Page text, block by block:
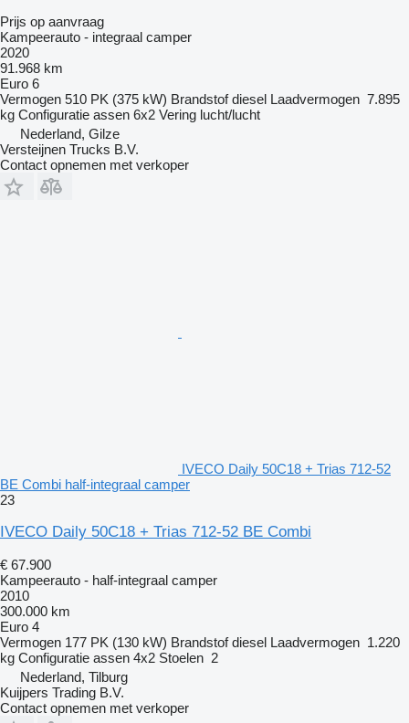
Prijs op aanvraag
Kampeerauto - integraal camper
2020
91.968 km
Euro 6
Vermogen 510 PK (375 kW) Brandstof diesel Laadvermogen 7.895
kg Configuratie assen 6x2 Vering lucht/lucht
Nederland, Gilze
Versteijnen Trucks B.V.
Contact opnemen met verkoper
IVECO Daily 50C18 + Trias 712-52
BE Combi half-integraal camper
23
IVECO Daily 50C18 + Trias 712-52 BE Combi
€ 67.900
Kampeerauto - half-integraal camper
2010
300.000 km
Euro 4
Vermogen 177 PK (130 kW) Brandstof diesel Laadvermogen 1.220
kg Configuratie assen 4x2 Stoelen 2
Nederland, Tilburg
Kuijpers Trading B.V.
Contact opnemen met verkoper